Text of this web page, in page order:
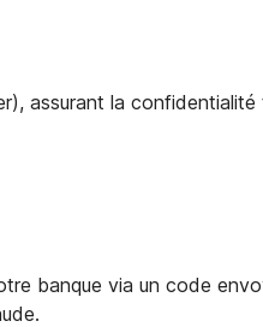
assurant la
banque via un code